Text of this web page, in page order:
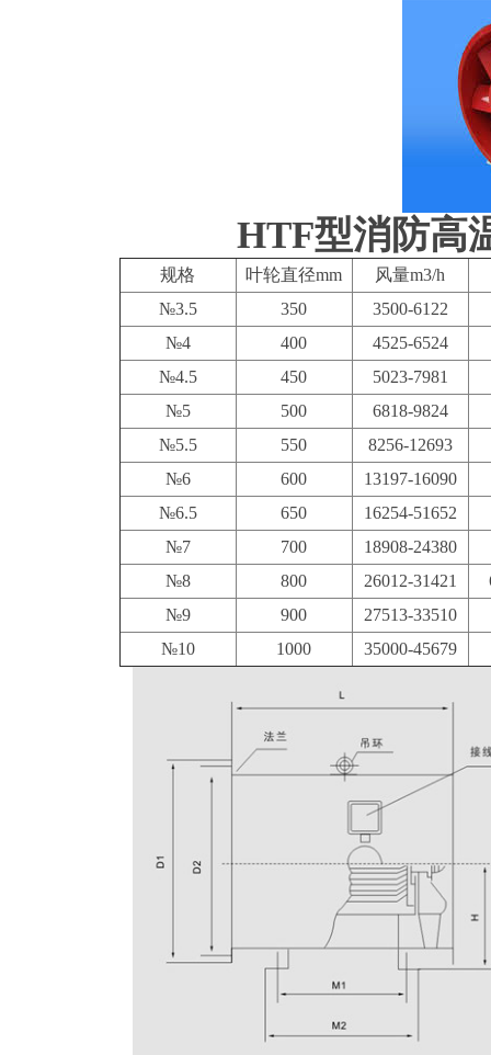
HTF型消防高
规格 叶轮直径mm
风量m3/h
№3.5
350
3500-6122
№4
400
4525-6524
№4.5
450
5023-7981
№5
500
6818-9824
№5.5
550
8256-12693
№6
600
13197-16090
№6.5
650
16254-51652
№7
700
18908-24380
№8
800 26012-31421
№9
900
27513-33510
№10
1000 35000-45679